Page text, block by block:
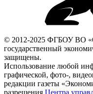
© 2012-2025 ФГБОУ ВО
государственный
защищены.
Использование любой
графической, фото-,
редакции газеты
разрешения Центра